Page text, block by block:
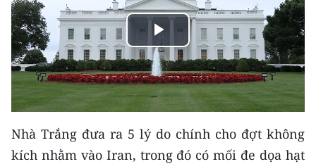
THỂ THAO
GIÁO DỤC
Y TẾ
KHOA HỌC - CÔNG NGHỆ
MÔI TRƯỜNG
Play
Video
Nhà Trắng đưa ra 5 lý do chính cho đợt không
kích nhằm vào Iran, trong đó có mối đe dọa hạt